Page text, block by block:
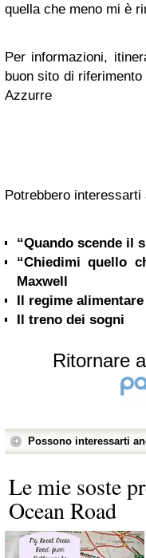
quella che meno mi è
Per informazioni,
buon sito di
Azzurre
Potrebbero interessarti
“Quando scende il
“Chiedimi quello
Maxwell
Il regime
Il treno dei sogni
Ritornare
Possono interessarti
Le mie soste
Ocean Road